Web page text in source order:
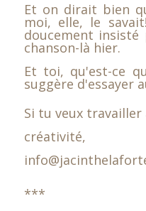
Et on dirait bien
moi, elle, le
doucement
chanson-là hier.
Et toi, qu'est-ce
suggère d'essayer
Si tu veux
***